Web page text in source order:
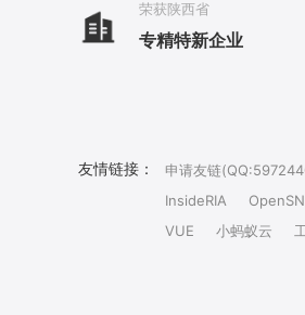
荣获陕西省
专精特新企业
友情链接： 申请友链
InsideRIA
VUE
小蚂蚁云